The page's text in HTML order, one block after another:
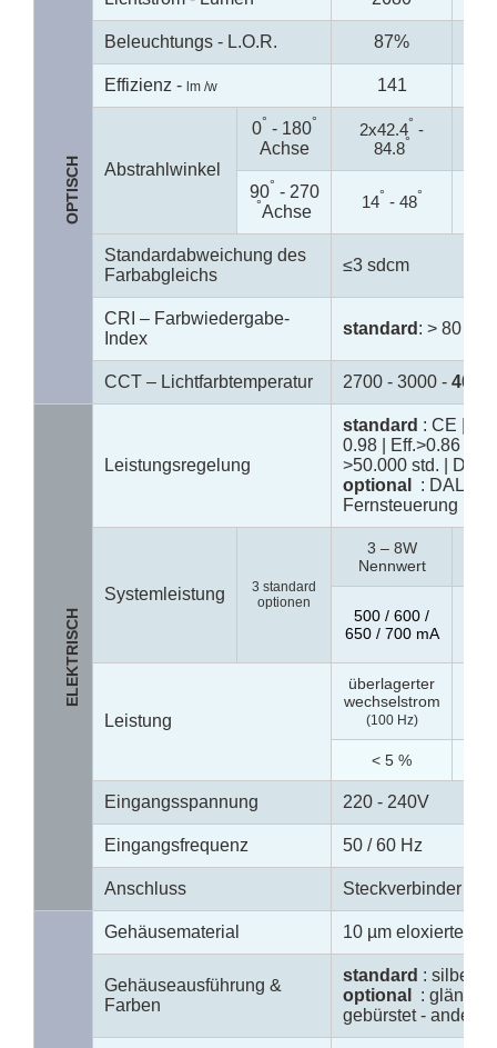
OPTISCH
Beleuchtungs - L.O.R. 87%
Effizienz - lm /w 141
Abstrahlwinkel
0° - 180°
Achse
2x42.4° -
84.8°
90° - 270
°Achse
14° - 48°
Standardabweichung des
Farbabgleichs
≤3 sdcm
CRI – Farbwiedergabe-
Index
standard : > 80 -
CCT – Lichtfarbtemperatur 2700 - 3000 - 4000
ELEKTRISCH
Leistungsregelung
standard : CE |
0.98 | Eff.>0.86 -
>50.000 std. |
optional
: DALI -
Fernsteuerung
Systemleistung
3 standard
optionen
3 – 8W
Nennwert
500 / 600 /
650 / 700 mA
Leistung
überlagerter
wechselstrom
(100 Hz)
< 5 %
Eingangsspannung 220 - 240V
Eingangsfrequenz 50 / 60 Hz
Anschluss Steckverbinder
Gehäusematerial 10 µm eloxiertes
Gehäuseausführung &
Farben
standard : silber
optional
:
gebürstet - andere